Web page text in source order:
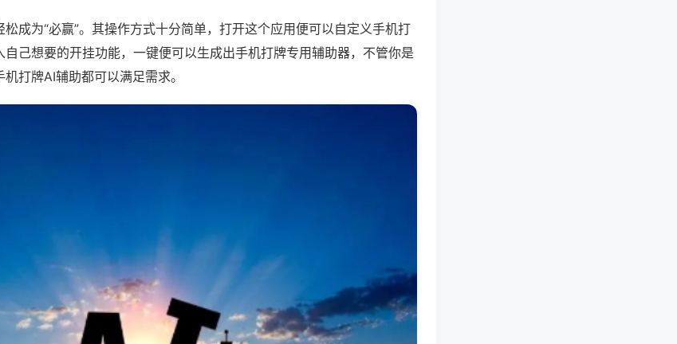
成为“必赢”。其操作方式十分简单，打开这个应用便可以自定义手机打
自己想要的开挂功能，一键便可以生成出手机打牌专用辅助器，不管你是
打牌AI辅助都可以满足需求。